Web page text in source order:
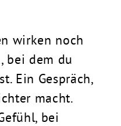
wirken noch
bei dem du
Ein Gespräch,
macht.
bei